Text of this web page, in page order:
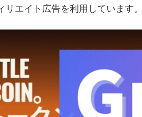
リエイト広告を利用しています